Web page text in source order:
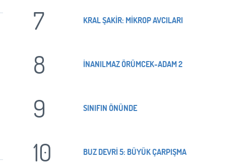
7 KRAL ŞAKİR: MİKROP AVCILARI
8 İNANILMAZ ÖRÜMCEK-ADAM 2
9 SINIFIN ÖNÜNDE
10 BUZ DEVRİ 5: BÜYÜK ÇARPIŞMA